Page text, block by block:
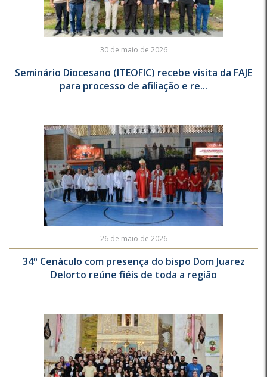
30 de maio de 2026
Seminário Diocesano (ITEOFIC) recebe visita da FAJE
para processo de afiliação e re...
26 de maio de 2026
34º Cenáculo com presença do bispo Dom Juarez
Delorto reúne fiéis de toda a região